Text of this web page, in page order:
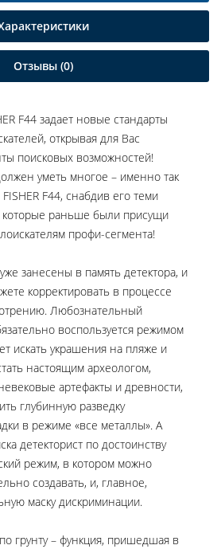
Отзывы (0)
F44 задает новые стандарты
открывая для Вас
поисковых возможностей!
уметь многое – именно так
F44, снабдив его теми
раньше были присущи
профи-сегмента!
занесены в память детектора, и
корректировать в процессе
Любознательный
воспользуется режимом
искать украшения на пляже и
настоящим археологом,
артефакты и древности,
глубинную разведку
в режиме «все металлы». А
детекторист по достоинству
режим, в котором можно
создавать, и, главное,
маску дискриминации.
грунту – функция, пришедшая в